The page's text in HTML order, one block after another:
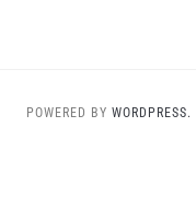
POWERED BY WORDPRESS.